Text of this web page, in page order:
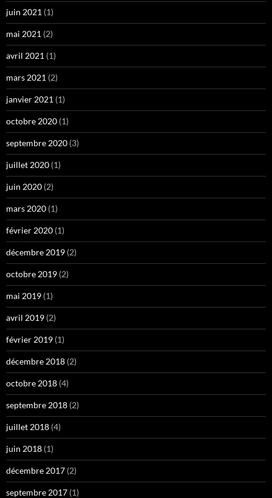
juin 2021 (1)
mai 2021 (2)
avril 2021 (1)
mars 2021 (2)
janvier 2021 (1)
octobre 2020 (1)
septembre 2020 (3)
juillet 2020 (1)
juin 2020 (2)
mars 2020 (1)
février 2020 (1)
décembre 2019 (2)
octobre 2019 (2)
mai 2019 (1)
avril 2019 (2)
février 2019 (1)
décembre 2018 (2)
octobre 2018 (4)
septembre 2018 (2)
juillet 2018 (4)
juin 2018 (1)
décembre 2017 (2)
septembre 2017 (1)